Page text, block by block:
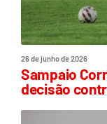
26 de junho de 2026
Sampaio
decisão